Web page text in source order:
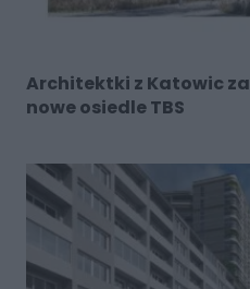
Architektki z Katowic
nowe osiedle TBS